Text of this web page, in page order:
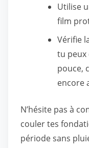
Utilise
film
Vérifie
tu peux
pouce,
encore
N’hésite pas à
couler tes
période sans